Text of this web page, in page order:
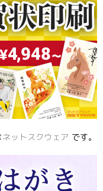
ネットスクウェア です。